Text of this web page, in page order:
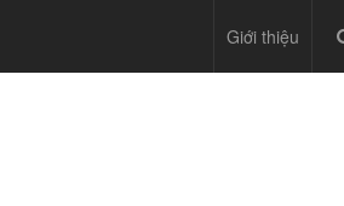
Giới thiệu